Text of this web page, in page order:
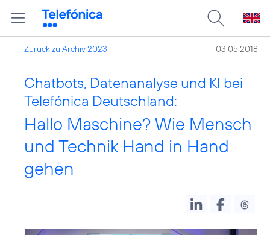
Zurück zu Archiv 2023 03.05.2018
Chatbots, Datenanalyse und KI bei
Telefónica Deutschland:
Hallo Maschine? Wie Mensch
und Technik Hand in Hand
gehen